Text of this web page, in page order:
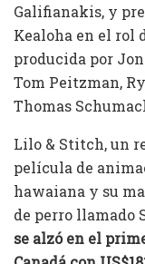
Galifianakis, y
Kealoha en el rol
producida por
Tom Peitzman,
Thomas
Lilo & Stitch, un
película de
hawaiana y su
de perro llamado
se alzó en el